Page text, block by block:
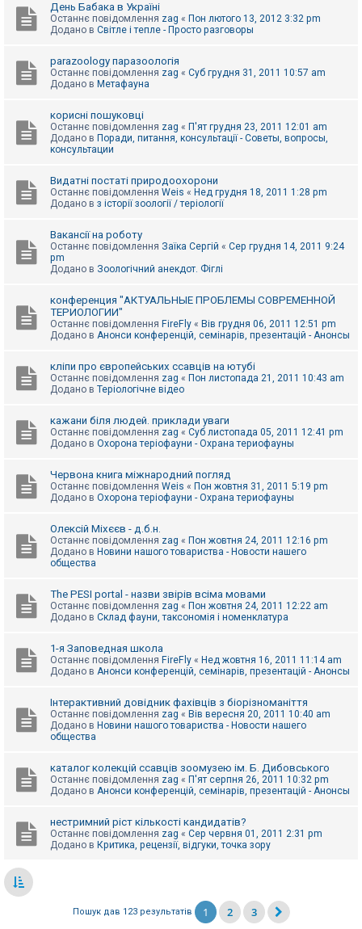
День Бабака в Україні
Останнє повідомлення zag « Пон лютого 13, 2012 3:32 pm
Додано в Світле і тепле - Просто разговоры
parazoology паразоологія
Останнє повідомлення zag « Суб грудня 31, 2011 10:57 am
Додано в Метафауна
корисні пошуковці
Останнє повідомлення zag « П'ят грудня 23, 2011 12:01 am
Додано в Поради, питання, консультації - Советы, вопросы,
консультации
Видатні постаті природоохорони
Останнє повідомлення Weis « Нед грудня 18, 2011 1:28 pm
Додано в з історії зоології / теріології
Вакансії на роботу
Останнє повідомлення Заїка Сергій « Сер грудня 14, 2011 9:24
pm
Додано в Зоологічний анекдот. Фіглі
конференция "АКТУАЛЬНЫЕ ПРОБЛЕМЫ СОВРЕМЕННОЙ
ТЕРИОЛОГИИ"
Останнє повідомлення FireFly « Вів грудня 06, 2011 12:51 pm
Додано в Анонси конференцій, семінарів, презентацій - Анонсы
кліпи про європейських ссавців на ютубі
Останнє повідомлення zag « Пон листопада 21, 2011 10:43 am
Додано в Теріологічне відео
кажани біля людей. приклади уваги
Останнє повідомлення zag « Суб листопада 05, 2011 12:41 pm
Додано в Охорона теріофауни - Охрана териофауны
Червона книга міжнародний погляд
Останнє повідомлення Weis « Пон жовтня 31, 2011 5:19 pm
Додано в Охорона теріофауни - Охрана териофауны
Олексій Міхєєв - д.б.н.
Останнє повідомлення zag « Пон жовтня 24, 2011 12:16 pm
Додано в Новини нашого товариства - Новости нашего
общества
The PESI portal - назви звірів всіма мовами
Останнє повідомлення zag « Пон жовтня 24, 2011 12:22 am
Додано в Склад фауни, таксономія і номенклатура
1-я Заповедная школа
Останнє повідомлення FireFly « Нед жовтня 16, 2011 11:14 am
Додано в Анонси конференцій, семінарів, презентацій - Анонсы
Інтерактивний довідник фахівців з біорізноманіття
Останнє повідомлення zag « Вів вересня 20, 2011 10:40 am
Додано в Новини нашого товариства - Новости нашего
общества
каталог колекцій ссавців зоомузею ім. Б. Дибовського
Останнє повідомлення zag « П'ят серпня 26, 2011 10:32 pm
Додано в Анонси конференцій, семінарів, презентацій - Анонсы
нестримний ріст кількості кандидатів?
Останнє повідомлення zag « Сер червня 01, 2011 2:31 pm
Додано в Критика, рецензії, відгуки, точка зору
Пошук дав 123 результатів 1 2 3